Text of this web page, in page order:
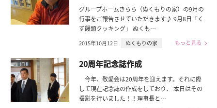
グループホームきらら（ぬくもりの家）の9月の
行事をご報告させていただきます♪ 9月8日「く
ず饅頭クッキング」 ぬくも…
2015年10月12日 ぬくもりの家 もっと見る
20周年記念誌作成
今年、敬愛会は20周年を迎えます。それに際
して現在記念誌の作成をしており、 本日はその
撮影を行いました！！理事長と…